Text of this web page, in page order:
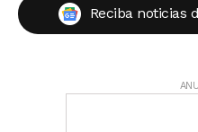
Reciba noticias